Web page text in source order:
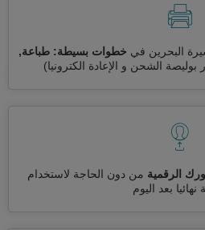
البحرين في خطوات بسيطة: طباعة,
الشحن و الإعادة الكترونيا)
الرقمية من دون الحاجة لاستخدام
نهائيا بعد اليوم